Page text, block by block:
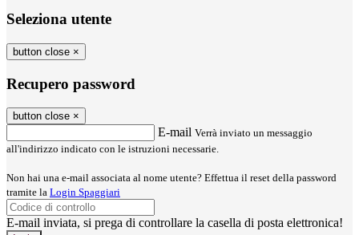
Seleziona utente
button close ×
Recupero password
button close ×
E-mail Verrà inviato un messaggio
all'indirizzo indicato con le istruzioni necessarie.
Non hai una e-mail associata al nome utente? Effettua il reset della password
tramite la Login Spaggiari
E-mail inviata, si prega di controllare la casella di posta elettronica!